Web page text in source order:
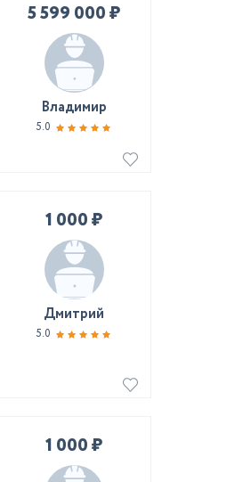
5 599 000 ₽
Владимир
5.0
1 000 ₽
Дмитрий
5.0
1 000 ₽